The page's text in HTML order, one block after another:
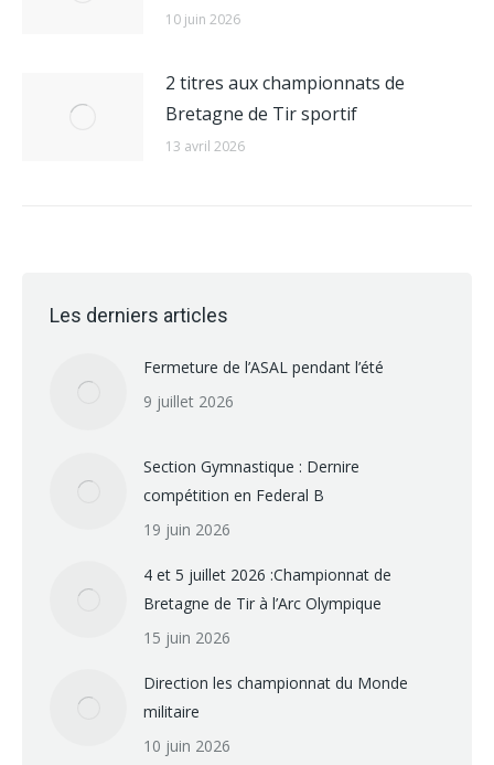
10 juin 2026
2 titres aux championnats de
Bretagne de Tir sportif
13 avril 2026
Les derniers articles
Fermeture de l’ASAL pendant l’été
9 juillet 2026
Section Gymnastique : Dernire
compétition en Federal B
19 juin 2026
4 et 5 juillet 2026 :Championnat de
Bretagne de Tir à l’Arc Olympique
15 juin 2026
Direction les championnat du Monde
militaire
10 juin 2026